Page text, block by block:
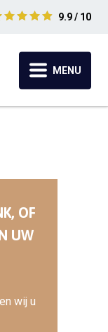
9.9 / 10
MENU
OF
UW
wij u